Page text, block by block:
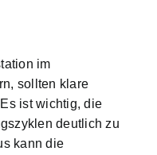
im
sollten klare
ist wichtig, die
deutlich zu
kann die